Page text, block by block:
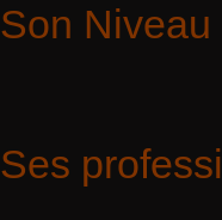
Son Niveau
Ses